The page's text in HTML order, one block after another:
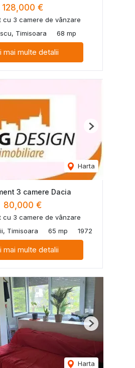
128,000 €
cu 3 camere de vânzare
Timisoara
68 mp
mai multe detalii
Harta
Next
3 camere Dacia
80,000 €
cu 3 camere de vânzare
Timisoara
65 mp 1972
mai multe detalii
Harta
Next